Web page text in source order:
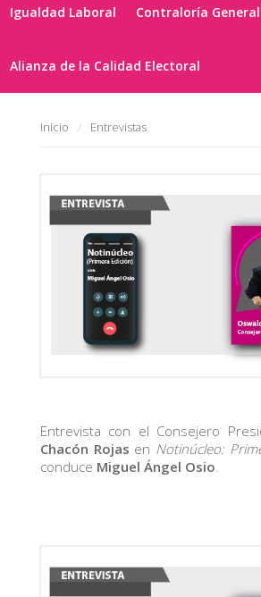
Igualdad Laboral Contraloría General
Alianza de la Calidad Electoral
Inicio Entrevistas
Entrevista con el Consejero
Chacón Rojas en Notinúcleo:
conduce Miguel Ángel Osio